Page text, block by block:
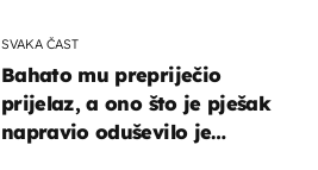
SVAKA ČAST
Bahato mu prepriječio
prijelaz, a ono što je pješak
napravio oduševilo je